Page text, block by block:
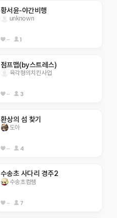
황서윤-야간비행
unknown
-- 1
점프맵(by스트레스)
육각형의치킨사업
-- 3
환상의 섬 찾기
도아
-- 4
수송초 사다리 경주2
수송초컴쌤
-- 7